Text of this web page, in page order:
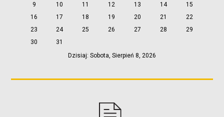
9
10 11 12 13 14
15
16
17 18 19 20 21
22
23
24 25 26 27 28
29
30
31
Dzisiaj: Sobota, Sierpień 8, 2026